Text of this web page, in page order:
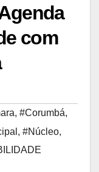
com
, #Corumbá,
, #Núcleo,